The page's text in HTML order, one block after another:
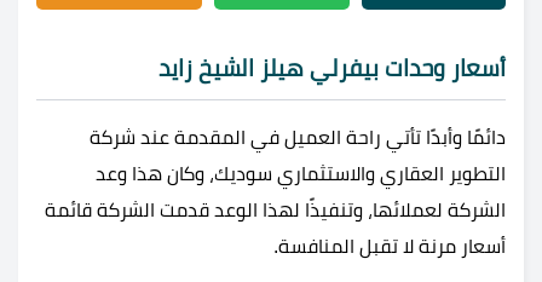
أسعار وحدات بيفرلي هيلز الشيخ زايد
دائمًا وأبدًا تأتي راحة العميل في المقدمة عند شركة
التطوير العقاري والاستثماري سوديك، وكان هذا وعد
الشركة لعملائها، وتنفيذًا لهذا الوعد قدمت الشركة قائمة
أسعار مرنة لا تقبل المنافسة.